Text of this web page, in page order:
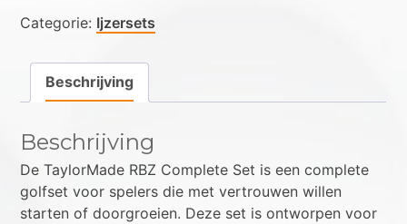
Categorie: Ijzersets
Beschrijving
Beschrijving
De TaylorMade RBZ Complete Set is een complete
golfset voor spelers die met vertrouwen willen
starten of doorgroeien. Deze set is ontworpen voor